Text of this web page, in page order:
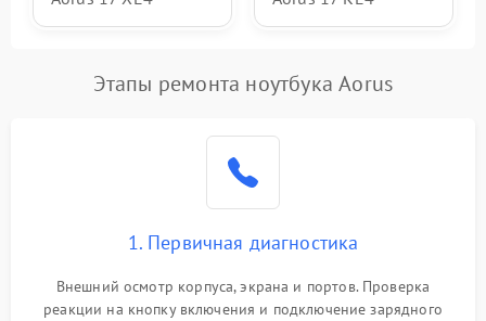
Этапы ремонта ноутбука Aorus
1. Первичная диагностика
Внешний осмотр корпуса, экрана и портов. Проверка
реакции на кнопку включения и подключение зарядного